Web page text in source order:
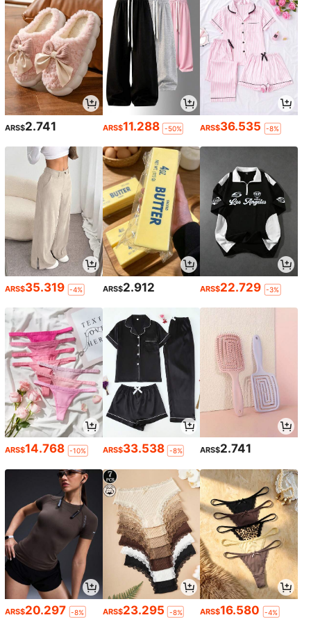
ARS$2.741 ARS$11.288 -50% ARS$36.535 -8%
ARS$35.319 -4% ARS$2.912 ARS$22.729 -3%
ARS$14.768 -10% ARS$33.538 -8% ARS$2.741
ARS$20.297 -8% ARS$23.295 -8% ARS$16.580 -4%